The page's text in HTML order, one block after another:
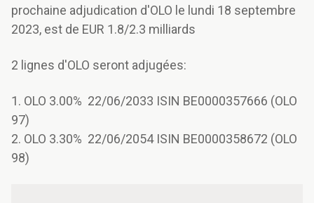
prochaine adjudication d'OLO le lundi 18 septembre
2023, est de EUR 1.8/2.3 milliards
2 lignes d'OLO seront adjugées:
1. OLO 3.00% 22/06/2033 ISIN BE0000357666 (OLO
97)
2. OLO 3.30% 22/06/2054 ISIN BE0000358672 (OLO
98)